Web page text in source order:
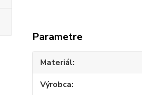
Parametre
Materiál
Výrobca